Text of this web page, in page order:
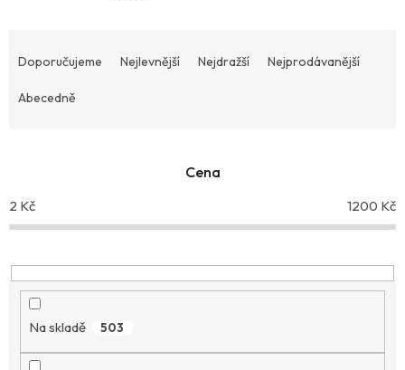
a
e
o
d
k
Doporučujeme Nejlevnější Nejdražší Nejprodávanější
Abecedně
Cena
2 Kč 1200 Kč
Na skladě 503